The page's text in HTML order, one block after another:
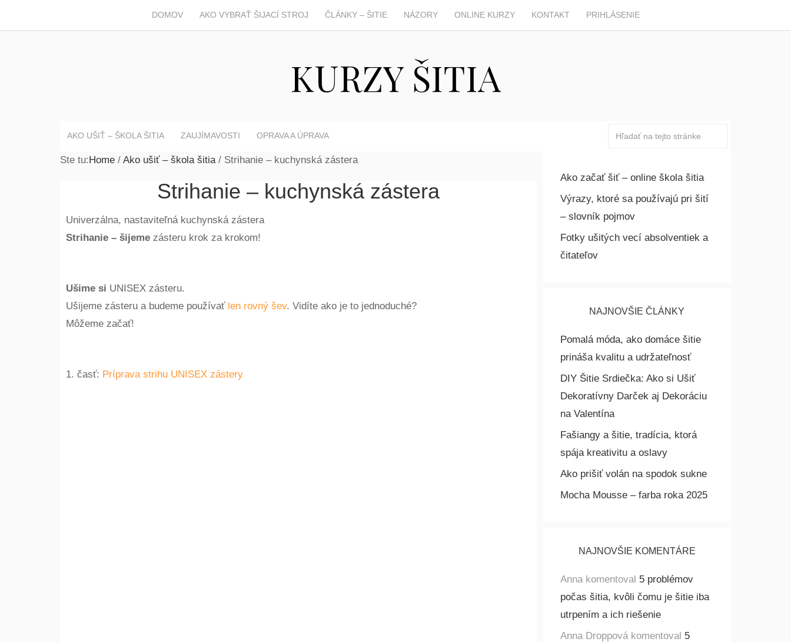
DOMOV AKO VYBRAŤ ŠIJACÍ STROJ ČLÁNKY – ŠITIE NÁZORY ONLINE KURZY KONTAKT PRIHLÁSENIE
KURZY ŠITIA
AKO UŠIŤ – ŠKOLA ŠITIA ZAUJÍMAVOSTI OPRAVA A ÚPRAVA
Ste tu:Home / Ako ušiť – škola šitia / Strihanie – kuchynská zástera
Strihanie – kuchynská zástera
Univerzálna, nastaviteľná kuchynská zástera
Strihanie – šijeme zásteru krok za krokom!
Ušime si UNISEX zásteru.
Ušijeme zásteru a budeme používať len rovný šev. Vidíte ako je to jednoduché?
Môžeme začať!
1. časť: Príprava strihu UNISEX zástery
Ako začať šiť – online škola šitia
Výrazy, ktoré sa používajú pri šití
– slovník pojmov
Fotky ušitých vecí absolventiek a
čitateľov
NAJNOVŠIE ČLÁNKY
Pomalá móda, ako domáce šitie
prináša kvalitu a udržateľnosť
DIY Šitie Srdiečka: Ako si Ušiť
Dekoratívny Darček aj Dekoráciu
na Valentína
Fašiangy a šitie, tradícia, ktorá
spája kreativitu a oslavy
Ako prišiť volán na spodok sukne
Mocha Mousse – farba roka 2025
NAJNOVŠIE KOMENTÁRE
Annakomentoval 5 problémov
počas šitia, kvôli čomu je šitie iba
utrpením a ich riešenie
Anna Droppovákomentoval 5